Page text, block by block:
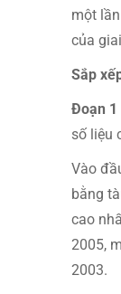
một
của
Sắp
Đoạn 1
số liệu
Vào
bằng
cao
2005,
2003.